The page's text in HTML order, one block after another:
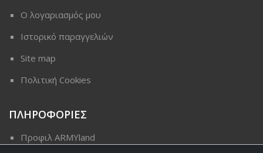
Ο λογαριασμός μου
Ιστορικό παραγγελιών
Site map
Πολιτική Cookies
ΠΛΗΡΟΦΟΡΙΕΣ
Προφιλ ARMYland